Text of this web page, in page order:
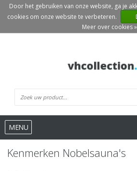
MENU
Kenmerken Nobelsauna's
Door het gebruiken van onze website, ga je
cookies om onze website te verbeteren.
Meer over cookies »